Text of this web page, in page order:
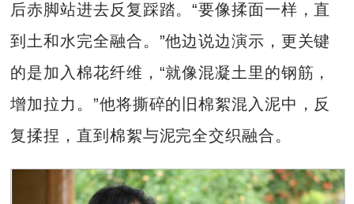
后赤脚站进去反复踩踏。“要像揉面一样，直
到土和水完全融合。”他边说边演示，更关键
的是加入棉花纤维，“就像混凝土里的钢筋，
增加拉力。”他将撕碎的旧棉絮混入泥中，反
复揉捏，直到棉絮与泥完全交织融合。